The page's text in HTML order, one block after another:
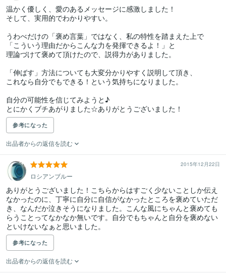
温かく優しく、愛のあるメッセージに感激しました！
そして、実用的でわかりやすい。
うわべだけの「褒め言葉」ではなく、私の特性を踏まえた上で
「こういう理由だからこんな力を発揮できるよ！」と
理論づけて褒めて頂けたので、説得力がありました。
「伸ばす」方法についても大変分かりやすく説明して頂き、
これなら自分でもできる！という気持ちになりました。
自分の可能性を信じてみようと♪
とにかくブチあがりました☆ありがとうございました！
参考になった
出品者からの返信を読む
2015年12月22日
ロシアンブルー
ありがとうございました！こちらからはすごく少ないことしか伝え
なかったのに、丁寧に自分に自信がなかったところを褒めていただ
き、なんだか泣きそうになりました。こんな風にちゃんと褒めても
らうことってなかなか無いです。自分でもちゃんと自分を褒めない
といけないなぁと思いました。
参考になった
出品者からの返信を読む